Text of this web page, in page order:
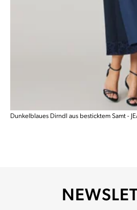
Dunkelblaues Dirndl aus besticktem Samt -